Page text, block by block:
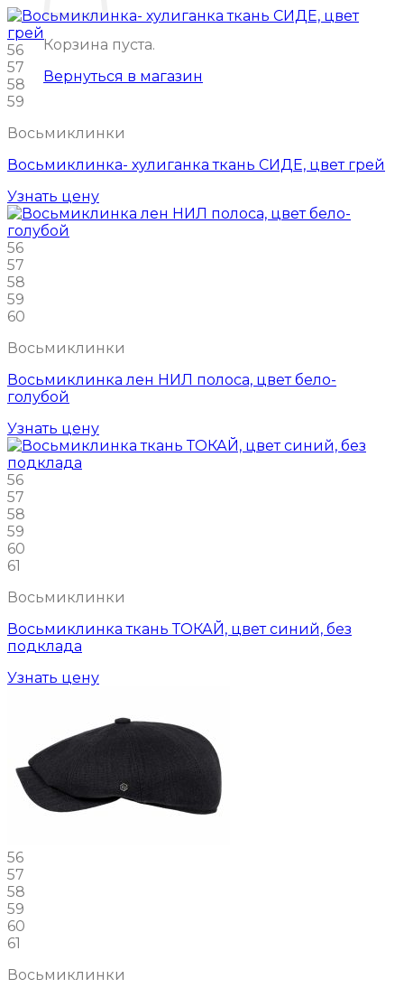
Корзина пуста.
Вернуться в магазин
56
57
58
59
Восьмиклинки
Восьмиклинка- хулиганка ткань СИДЕ, цвет грей
Узнать цену
56
57
58
59
60
Восьмиклинки
Восьмиклинка лен НИЛ полоса, цвет бело-
голубой
Узнать цену
56
57
58
59
60
61
Восьмиклинки
Восьмиклинка ткань ТОКАЙ, цвет синий, без
подклада
Узнать цену
56
57
58
59
60
61
Восьмиклинки